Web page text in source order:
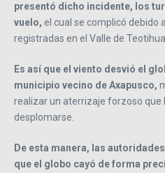
presentó dicho incidente, los
vuelo, el cual se complicó debido
registradas en el Valle de
Es así que el viento desvió el
municipio vecino de Axapusco,
realizar un aterrizaje forzoso que
desplomarse.
De esta manera, las
que el globo cayó de forma